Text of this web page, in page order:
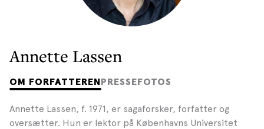
Annette Lassen
OM FORFATTERENPRESSEFOTOS
Annette Lassen, f. 1971, er sagaforsker, forfatter og
oversætter. Hun er lektor på Københavns Universitet